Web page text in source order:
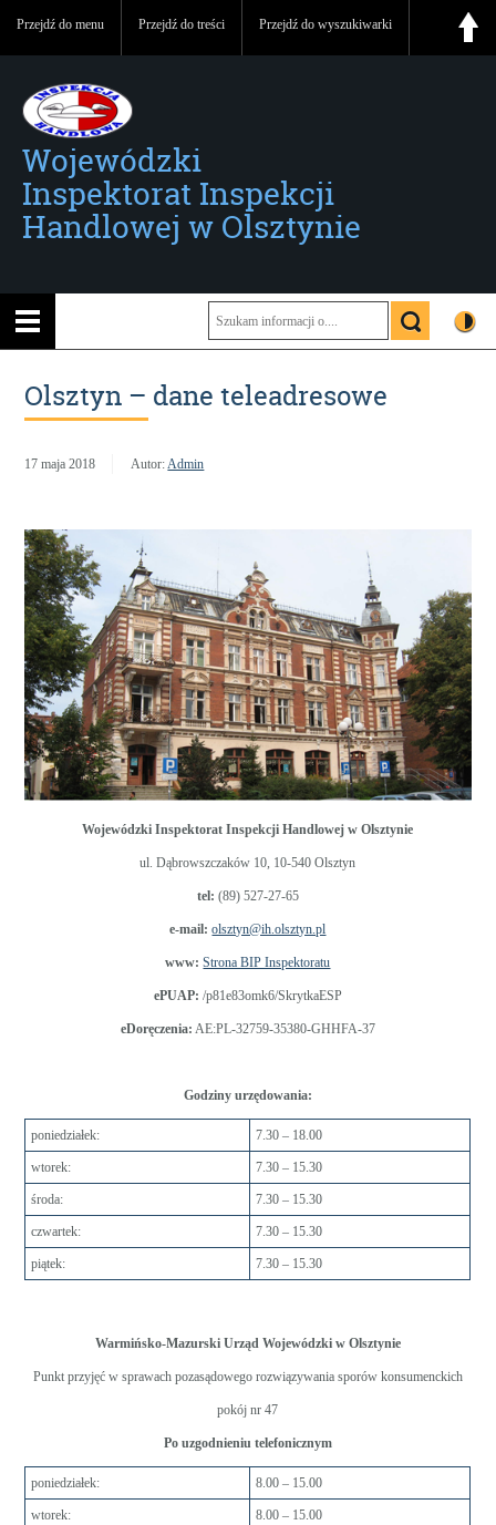
Przejdź do menu Przejdź do treści Przejdź do wyszukiwarki
Wojewódzki
Inspektorat Inspekcji
Handlowej w Olsztynie
Olsztyn – dane teleadresowe
17 maja 2018 Autor:Admin
Wojewódzki Inspektorat Inspekcji Handlowej w Olsztynie
ul. Dąbrowszczaków 10, 10-540 Olsztyn
tel: (89) 527-27-65
e-mail:olsztyn@ih.olsztyn.pl
www: Strona BIP Inspektoratu
ePUAP: /p81e83omk6/SkrytkaESP
eDoręczenia: AE:PL-32759-35380-GHHFA-37
Godziny urzędowania:
poniedziałek: 7.30 – 18.00
wtorek: 7.30 – 15.30
środa: 7.30 – 15.30
czwartek: 7.30 – 15.30
piątek: 7.30 – 15.30
Warmińsko-Mazurski Urząd Wojewódzki w Olsztynie
Punkt przyjęć w sprawach pozasądowego rozwiązywania sporów konsumenckich
pokój nr 47
Po uzgodnieniu telefonicznym
poniedziałek: 8.00 – 15.00
wtorek: 8.00 – 15.00